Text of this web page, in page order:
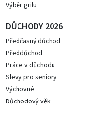
Výběr grilu
DŮCHODY 2026
Předčasný důchod
Předdůchod
Práce v důchodu
Slevy pro seniory
Výchovné
Důchodový věk